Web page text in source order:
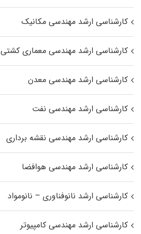
کارشناسی ارشد مهندسی مکانیک
کارشناسی ارشد مهندسی معماری کشتی
کارشناسی ارشد مهندسی معدن
کارشناسی ارشد مهندسی نفت
کارشناسی ارشد مهندسی نقشه برداری
کارشناسی ارشد مهندسی هوافضا
کارشناسی ارشد نانوفناوری – نانومواد
کارشناسی ارشد مهندسی کامپیوتر